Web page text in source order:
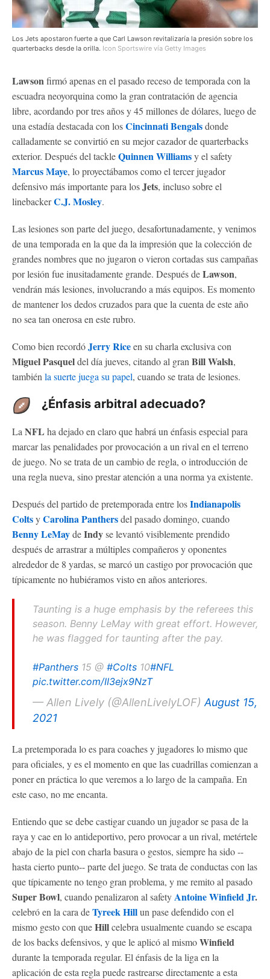
Los Jets apostaron fuerte a que Carl Lawson revitalizaría la presión sobre los
quarterbacks desde la orilla. Icon Sportswire vía Getty Images
Lawsonfirmó apenas en el pasado receso de temporada con la
escuadra neoyorquina como la gran contratación de agencia
libre, acordando por tres años y 45 millones de dólares, luego de
una estadía destacada con losCincinnati Bengalsdonde
calladamente se convirtió en su mejor cazador de quarterbacks
exterior. Después del tackleQuinnen Williamsy el safety
Marcus Maye, lo proyectábamos como el tercer jugador
defensivo más importante para losJets, incluso sobre el
linebackerC.J. Mosley.
Las lesiones son parte del juego, desafortunadamente, y venimos
de una temporada en la que da la impresión que la colección de
grandes nombres que no jugaron o vieron cortadas sus campañas
por lesión fue inusitadamente grande. Después deLawson,
vendrán más lesiones, involucrando a más equipos. Es momento
de mantener los dedos cruzados para que la cuenta de este año
no sea tan onerosa en este rubro.
Como bien recordóJerry Riceen su charla exclusiva con
Miguel Pasqueldel día jueves, citando al gran Bill Walsh,
también la suerte juega su papel, cuando se trata de lesiones.
¿Énfasis arbitral adecuado?
La NFL ha dejado en claro que habrá un énfasis especial para
marcar las penalidades por provocación a un rival en el terreno
de juego. No se trata de un cambio de regla, o introducción de
una regla nueva, sino prestar atención a una norma ya existente.
Después del partido de pretemporada entre losIndianapolis
ColtsyCarolina Panthersdel pasado domingo, cuando
Benny LeMaydeIndyse levantó visiblemente prendido
después de arrastrar a múltiples compañeros y oponentes
alrededor de 8 yardas, se marcó un castigo por provocación que
típicamente no hubiéramos visto en años anteriores.
Taunting is a huge emphasis by the referees this
season. Benny LeMay with great effort. However,
he was flagged for taunting after the pay.
#Panthers 15 @ #Colts 10#NFL
pic.twitter.com/II3ejx9NzT
— Allen Lively (@AllenLivelyLOF) August 15,
2021
La pretemporada lo es para coaches y jugadores lo mismo que
para oficiales, y es el momento en que las cuadrillas comienzan a
poner en práctica lo que veremos a lo largo de la campaña. En
este caso, no me encanta.
Entiendo que se debe castigar cuando un jugador se pasa de la
raya y cae en lo antideportivo, pero provocar a un rival, metértele
abajo de la piel con charla basura o gestos, siempre ha sido --
hasta cierto punto-- parte del juego. Se trata de conductas con las
que típicamente no tengo gran problema, y me remito al pasado
Super Bowl, cuando penalizaron al safetyAntoine Winfield Jr.
celebró en la cara deTyreek Hillun pase defendido con el
mismo gesto con queHillcelebra usualmente cuando se escapa
de los backs defensivos, y que le aplicó al mismoWinfield
durante la temporada regular. El énfasis de la liga en la
aplicación de esta regla puede rastrearse directamente a esta